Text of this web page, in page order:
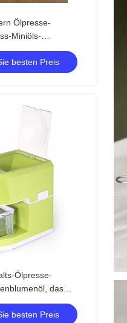
Ölpresse-
Miniöls-
automatisch an
besten Preis
Ölpresse-
das
besten Preis